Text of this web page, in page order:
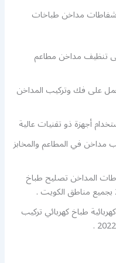
شفاطات مداخن طباخات
تنظيف مداخن مطاعم
على فك وتركيب المداخن
أجهزة ذو تقنيات عالية
مداخن في المطاعم والمخابز
المداخن تصليح طباخ
كهربائية طباخ كهربائي تركيب